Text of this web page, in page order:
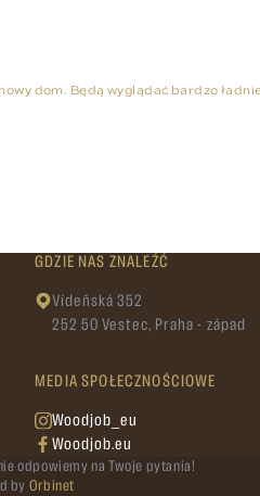
dom. Będą wyglądać bardzo
GDZIE NAS ZNALEŹĆ
Vídeňská 352
252 50 Vestec, Praha - západ
MEDIA SPOŁECZNOŚCIOWE
Woodjob_eu
Woodjob.eu
odpowiemy na Twoje pytania!
by Orbinet